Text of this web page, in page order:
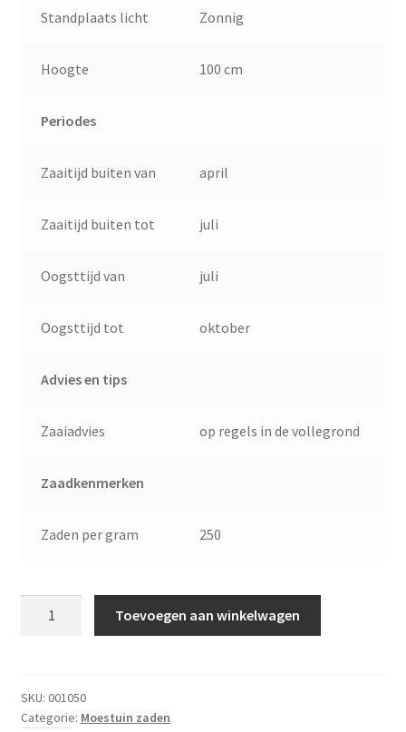
Standplaats licht Zonnig
Hoogte 100 cm
Periodes
Zaaitijd buiten van april
Zaaitijd buiten tot juli
Oogsttijd van juli
Oogsttijd tot oktober
Advies en tips
Zaaiadvies op regels in de vollegrond
Zaadkenmerken
Zaden per gram 250
Doux
de
Toevoegen aan winkelwagen
SKU: 001050
Categorie: Moestuin zaden